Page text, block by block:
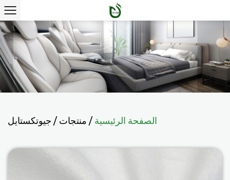
الصفحة الرئيسية / منتجات / جيوتكستايل